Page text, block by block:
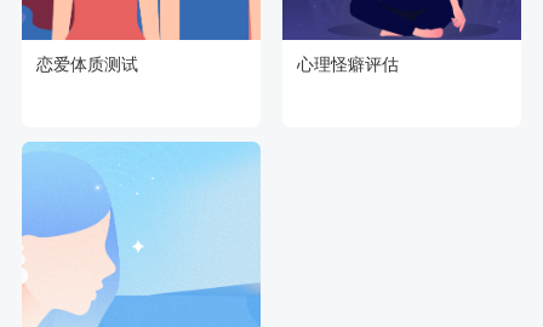
恋爱体质测试 心理怪癖评估